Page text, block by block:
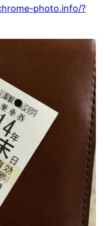
photo.info/?